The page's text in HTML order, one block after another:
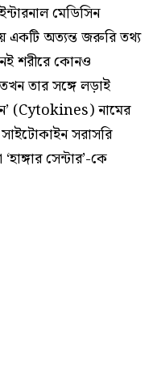
মেডিসিন
একটি অত্যন্ত জরুরি তথ্য
শরীরে কোনও
তার সঙ্গে লড়াই
(Cytokines) নামের
সরাসরি
সেন্টার’-কে